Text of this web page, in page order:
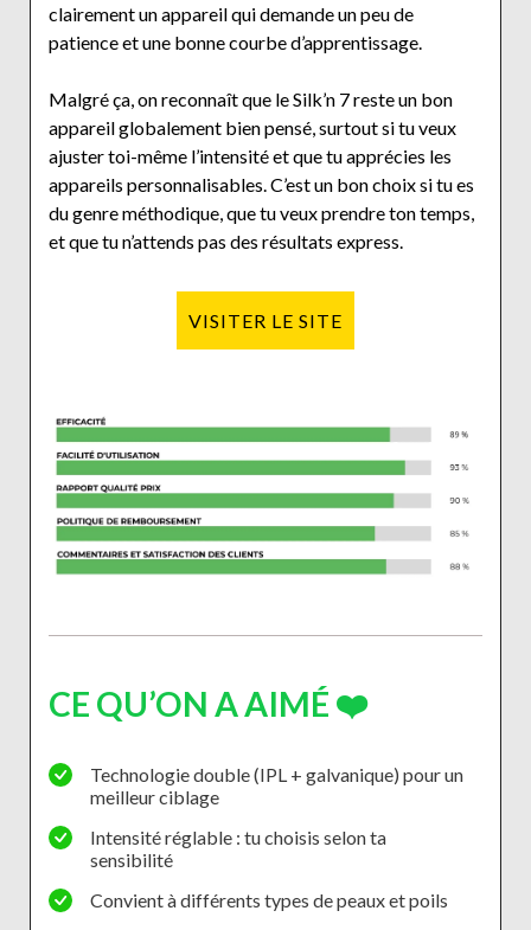
clairement un appareil qui demande un peu de
patience et une bonne courbe d’apprentissage.
Malgré ça, on reconnaît que le Silk’n 7 reste un bon
appareil globalement bien pensé, surtout si tu veux
ajuster toi-même l’intensité et que tu apprécies les
appareils personnalisables. C’est un bon choix si tu es
du genre méthodique, que tu veux prendre ton temps,
et que tu n’attends pas des résultats express.
VISITER LE SITE
CE QU’ON A AIMÉ ❤️
Technologie double (IPL + galvanique) pour un
meilleur ciblage
Intensité réglable : tu choisis selon ta
sensibilité
Convient à différents types de peaux et poils